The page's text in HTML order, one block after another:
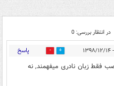
در انتظار بررسی: 0
8 پاسخ
فقط زبان نادری میفهمند, نه